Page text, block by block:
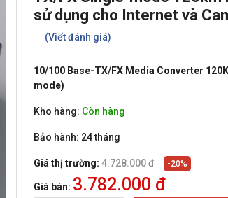
sử dụng cho Internet và
(Viết đánh giá)
10/100 Base-TX/FX Media Converter
mode)
Kho hàng: Còn hàng
Bảo hành: 24 tháng
Giá thị trường: 4.728.000 đ -20%
Giá bán: 3.782.000 đ